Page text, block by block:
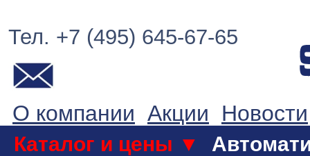
Тел. +7 (495) 645-67-65
О компании Акции Новости
Каталог и цены ▼